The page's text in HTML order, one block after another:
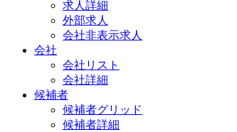
求人詳細
外部求人
会社非表示求人
会社
会社リスト
会社詳細
候補者
候補者グリッド
候補者詳細